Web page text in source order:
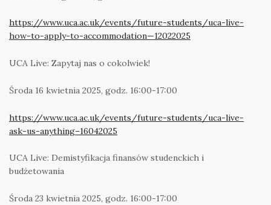
https://www.uca.ac.uk/events/future-students/uca-live-
how-to-apply-to-accommodation—12022025
UCA Live: Zapytaj nas o cokolwiek!
Środa 16 kwietnia 2025, godz. 16:00-17:00
https://www.uca.ac.uk/events/future-students/uca-live-
ask-us-anything–16042025
UCA Live: Demistyfikacja finansów studenckich i
budżetowania
Środa 23 kwietnia 2025, godz. 16:00-17:00